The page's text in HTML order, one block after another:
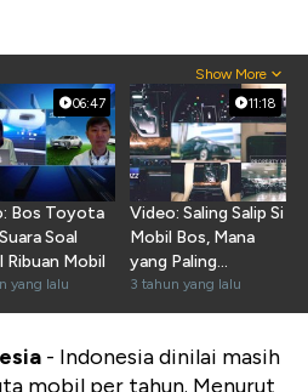
Show More
06:47
Bos Toyota
Soal
Ribuan Mobil
yang lalu
11:18
Video: Saling Salip Si
Mobil Bos, Mana
yang Paling
Nyaman?
3 tahun yang lalu
- Indonesia dinilai masih
mobil per tahun. Menurut